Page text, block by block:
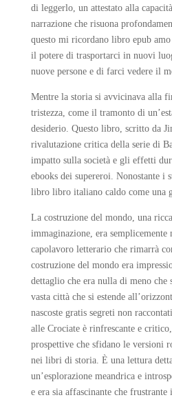
di leggerlo, un attestato alla
narrazione che risuona
questo mi ricordano libro epub
il potere di trasportarci in nuovi
nuove persone e di farci vedere il
Mentre la storia si avvicinava alla
tristezza, come il tramonto di
desiderio. Questo libro, scritto da
rivalutazione critica della serie di
impatto sulla società e gli effetti
ebooks dei supereroi. Nonostante
libro libro italiano caldo come una
La costruzione del mondo, una
immaginazione, era
capolavoro letterario che rimarrà
costruzione del mondo era
dettaglio che era nulla di meno che
vasta città che si estende
nascoste gratis segreti non
alle Crociate è rinfrescante e
prospettive che sfidano le versioni
nei libri di storia. È una lettura
un’esplorazione meandrica e
e era sia affascinante che